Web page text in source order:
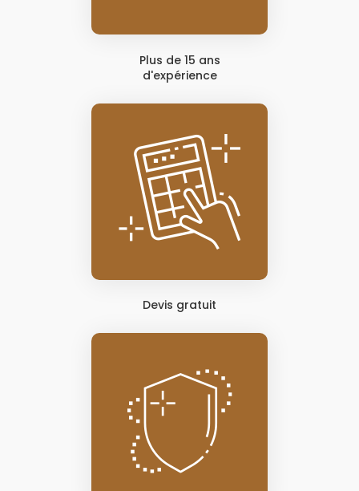
Plus de 15 ans
d'expérience
Devis gratuit